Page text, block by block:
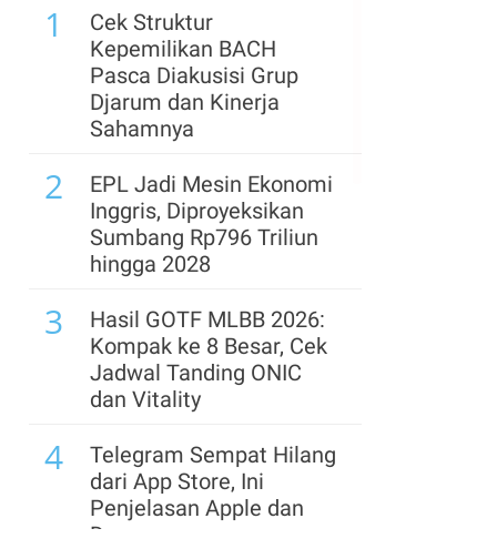
1
Cek Struktur
Kepemilikan BACH
Pasca Diakusisi Grup
Djarum dan Kinerja
Sahamnya
2
EPL Jadi Mesin Ekonomi
Inggris, Diproyeksikan
Sumbang Rp796 Triliun
hingga 2028
3
Hasil GOTF MLBB 2026:
Kompak ke 8 Besar, Cek
Jadwal Tanding ONIC
dan Vitality
4
Telegram Sempat Hilang
dari App Store, Ini
Penjelasan Apple dan
Durov